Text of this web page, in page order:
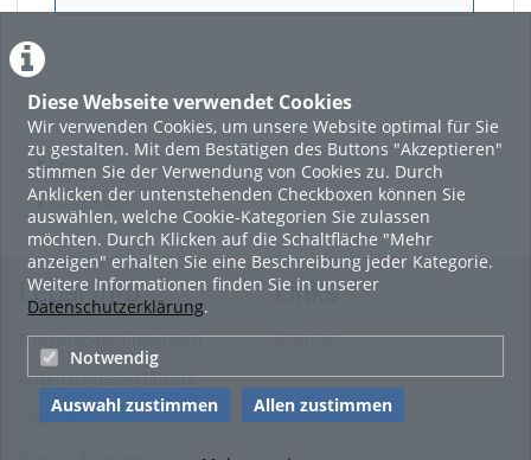
Diese Webseite verwendet Cookies
Wir verwenden Cookies, um unsere Website optimal für Sie
zu gestalten. Mit dem Bestätigen des Buttons "Akzeptieren"
stimmen Sie der Verwendung von Cookies zu. Durch
Anklicken der untenstehenden Checkboxen können Sie
auswählen, welche Cookie-Kategorien Sie zulassen
möchten. Durch Klicken auf die Schaltfläche "Mehr
anzeigen" erhalten Sie eine Beschreibung jeder Kategorie.
Weitere Informationen finden Sie in unserer
Datenschutzerklärung.
Notwendig
Auswahl zustimmen Allen zustimmen
LADE MEHR
Featured
Beliebtheit
Legal Info
Nutzungsbedingungen
Datenschutzerklärung
Imprint
Links
Sitemap